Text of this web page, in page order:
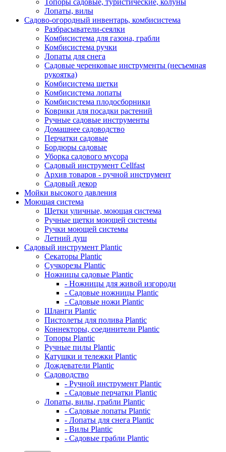
Топоры садовые, туристические, колуны
Лопаты, вилы
Садово-огородный инвентарь, комбисистема
Разбрасыватели-сеялки
Комбисистема для газона, грабли
Комбисистема ручки
Лопаты для снега
Садовые черенковые инструменты (несъемная
рукоятка)
Комбисистема щетки
Комбисистема лопаты
Комбисистема плодосборники
Коврики для посадки растений
Ручные садовые инструменты
Домашнее садоводство
Перчатки садовые
Бордюры садовые
Уборка садового мусора
Садовый инструмент Cellfast
Архив товаров - ручной инструмент
Садовый декор
Мойки высокого давления
Моющая система
Щетки уличные, моющая система
Ручные щетки моющей системы
Ручки моющей системы
Летний душ
Садовый инструмент Plantic
Секаторы Plantic
Сучкорезы Plantic
Ножницы садовые Plantic
- Ножницы для живой изгороди
- Садовые ножницы Plantic
- Садовые ножи Plantic
Шланги Plantic
Пистолеты для полива Plantic
Коннекторы, соединители Plantic
Топоры Plantic
Ручные пилы Plantic
Катушки и тележки Plantic
Дождеватели Plantic
Садоводство
- Ручной инструмент Plantic
- Садовые перчатки Plantic
Лопаты, вилы, грабли Plantic
- Садовые лопаты Plantic
- Лопаты для снега Plantic
- Вилы Plantic
- Садовые грабли Plantic